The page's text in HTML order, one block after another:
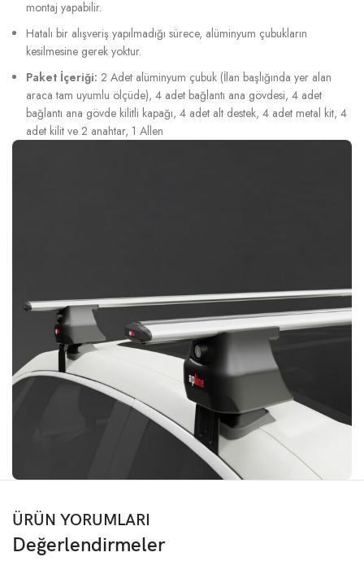
montaj yapabilir.
Hatalı bir alışveriş yapılmadığı sürece, alüminyum çubukların
kesilmesine gerek yoktur.
Paket İçeriği: 2 Adet alüminyum çubuk (İlan başlığında yer alan
araca tam uyumlu ölçüde), 4 adet bağlantı ana gövdesi, 4 adet
bağlantı ana gövde kilitli kapağı, 4 adet alt destek, 4 adet metal kit, 4
adet kilit ve 2 anahtar, 1 Allen
ÜRÜN YORUMLARI
Değerlendirmeler